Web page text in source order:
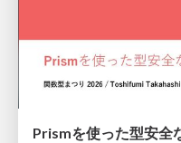
Prismを使った型安全